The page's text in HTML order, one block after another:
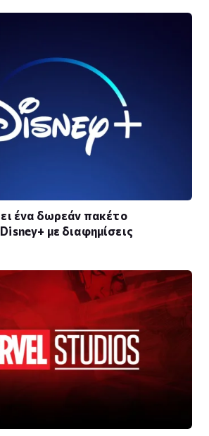
ένα δωρεάν πακέτο
με διαφημίσεις